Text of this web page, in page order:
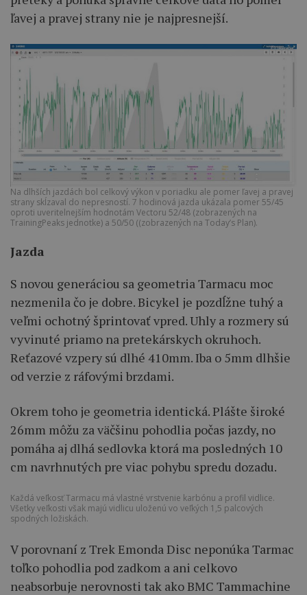
ľavej a pravej strany nie je najpresnejší.
Na dlhších jazdách bol celkový výkon v poriadku ale pomer ľavej a pravej
strany skĺzaval do nepresností. 7 hodinová jazda ukázala pomer 55/45
oproti uveritelnejším hodnotám Vectoru 52/48 (zobrazených na
TrainingPeaks jednotke) a 50/50 ((zobrazených na Today’s Plan).
Jazda
S novou generáciou sa geometria Tarmacu moc
nezmenila čo je dobre. Bicykel je pozdĺžne tuhý a
veľmi ochotný šprintovať vpred. Uhly a rozmery sú
vyvinuté priamo na pretekárskych okruhoch.
Reťazové vzpery sú dlhé 410mm. Iba o 5mm dlhšie
od verzie z ráfovými brzdami.
Okrem toho je geometria identická. Plášte široké
26mm môžu za väčšinu pohodlia počas jazdy, no
pomáha aj dlhá sedlovka ktorá ma posledných 10
cm navrhnutých pre viac pohybu spredu dozadu.
Každá veľkosť Tarmacu má vlastné vrstvenie karbónu a profil vidlice.
Všetky veľkosti však majú vidlicu uloženú vo veľkých 1,5 palcových
spodných ložiskách.
V porovnaní z Trek Emonda Disc neponúka Tarmac
toľko pohodlia pod zadkom a ani celkovo
neabsorbuje nerovnosti tak ako BMC Tammachine